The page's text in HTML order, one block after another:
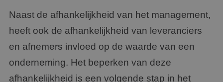
Naast de afhankelijkheid van het management,
heeft ook de afhankelijkheid van leveranciers
en afnemers invloed op de waarde van een
onderneming. Het beperken van deze
afhankelijkheid is een volgende stap in het